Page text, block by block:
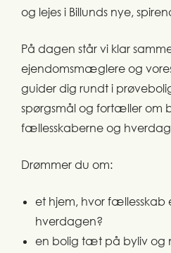
og lejes i Billunds nye,
På dagen står vi klar
ejendomsmæglere og
guider dig rundt i
spørgsmål og fortæller om
fællesskaberne og
Drømmer du om:
et hjem, hvor fællesskab
hverdagen?
en bolig tæt på byliv og